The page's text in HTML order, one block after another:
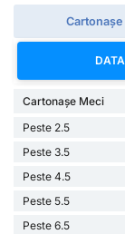
Cartonașe
Cartonașe Meci
Peste 2.5
Peste 3.5
Peste 4.5
Peste 5.5
Peste 6.5